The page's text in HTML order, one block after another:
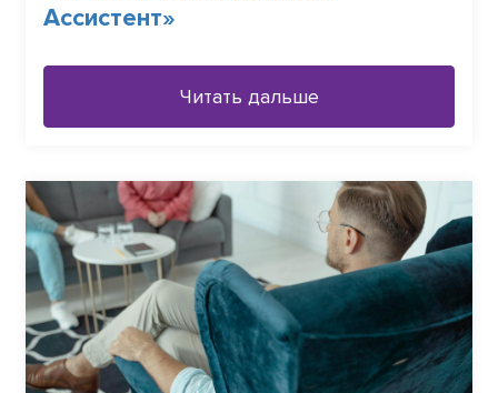
Ассистент»
Читать дальше